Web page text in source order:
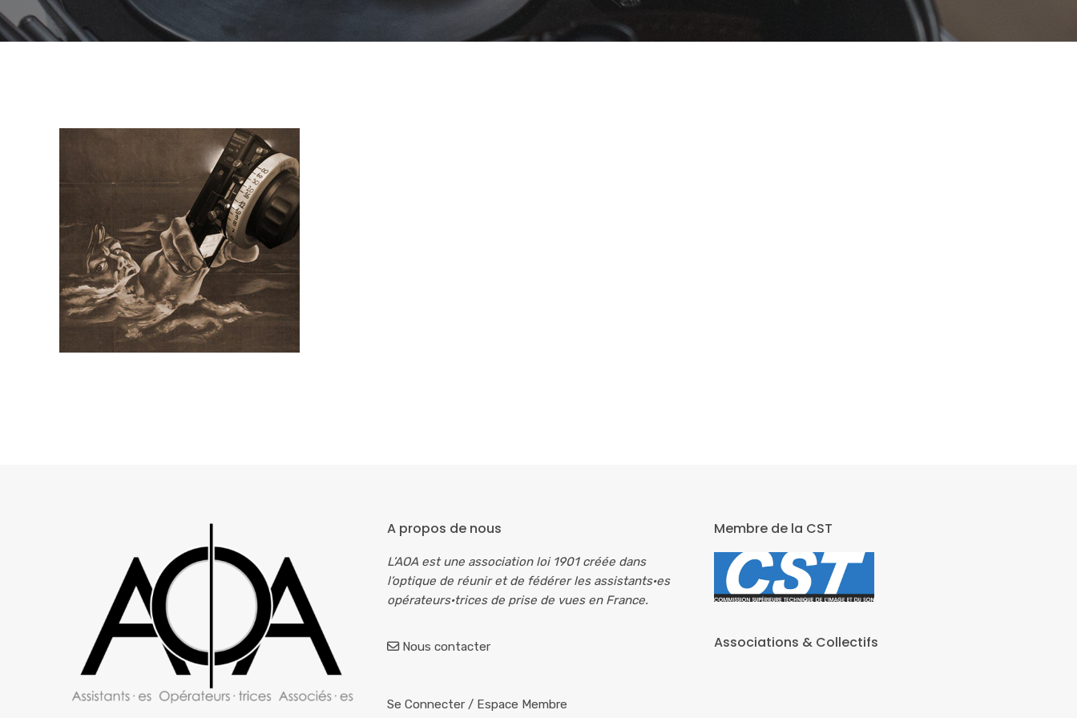
A propos de nous
L’AOA est une association loi 1901 créée dans
l’optique de réunir et de fédérer les assistants·es
opérateurs·trices de prise de vues en France.
Nous contacter
Se Connecter/ Espace Membre
Membre de la CST
Associations & Collectifs